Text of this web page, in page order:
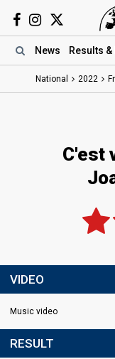
News Results &
National 2022
C'est
VIDEO
Music video
RESULT